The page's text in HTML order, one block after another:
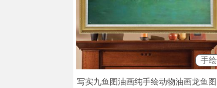
手绘
写实九鱼图油画纯手绘动物油画龙鱼图